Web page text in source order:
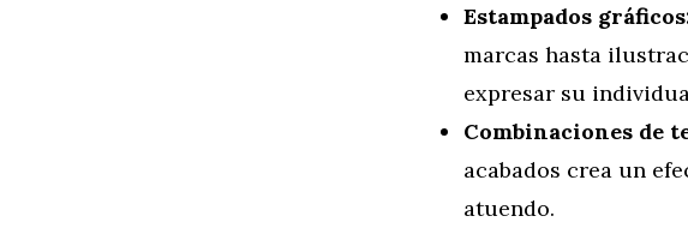
Estampados
marcas hasta
expresar su
Combinaciones de
acabados crea un
atuendo.